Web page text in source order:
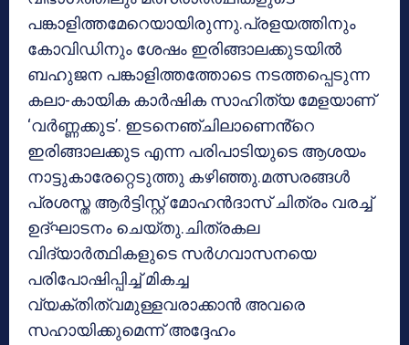
പങ്കാളിത്തമേറെയായിരുന്നു.പ്രളയത്തിനും
കോവിഡിനും ശേഷം ഇരിങ്ങാലക്കുടയിൽ
ബഹുജന പങ്കാളിത്തത്തോടെ നടത്തപ്പെടുന്ന
കലാ-കായിക കാർഷിക സാഹിത്യ മേളയാണ്
‘വർണ്ണക്കുട’. ഇടനെഞ്ചിലാണെൻ്റെ
ഇരിങ്ങാലക്കുട എന്ന പരിപാടിയുടെ ആശയം
നാട്ടുകാരേറ്റെടുത്തു കഴിഞ്ഞു.മത്സരങ്ങൾ
പ്രശസ്ത ആർട്ടിസ്റ്റ് മോഹൻദാസ് ചിത്രം വരച്ച്
ഉദ്ഘാടനം ചെയ്തു.ചിത്രകല
വിദ്യാർത്ഥികളുടെ സർഗവാസനയെ
പരിപോഷിപ്പിച്ച് മികച്ച
വ്യക്തിത്വമുള്ളവരാക്കാൻ അവരെ
സഹായിക്കുമെന്ന് അദ്ദേഹം